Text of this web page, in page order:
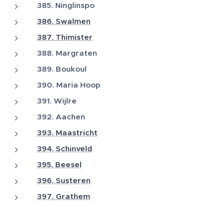
385. Ninglinspo
386. Swalmen
387. Thimister
388. Margraten
389. Boukoul
390. Maria Hoop
391. Wijlre
392. Aachen
393. Maastricht
394. Schinveld
395. Beesel
396. Susteren
397. Grathem